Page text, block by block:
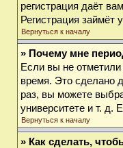
регистрация даёт
Регистрация займёт
Вернуться к началу
» Почему мне
Если вы не
время. Это сделано
раз, вы можете
университете и т. д.
Вернуться к началу
» Как сделать,